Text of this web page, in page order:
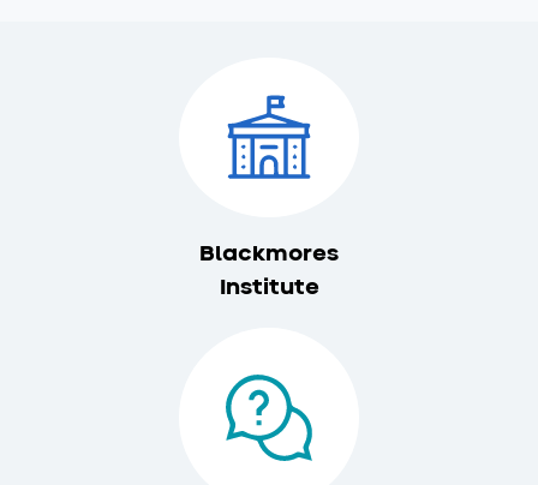
Blackmores
Institute